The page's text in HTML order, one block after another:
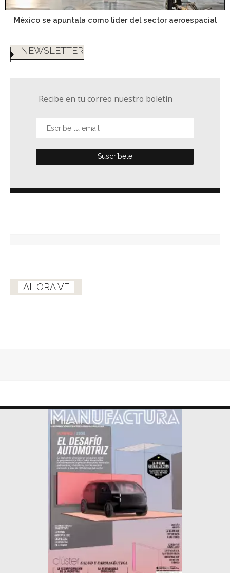
México se apuntala como líder del sector aeroespacial
NEWSLETTER
Recibe en tu correo nuestro boletín
AHORA VE